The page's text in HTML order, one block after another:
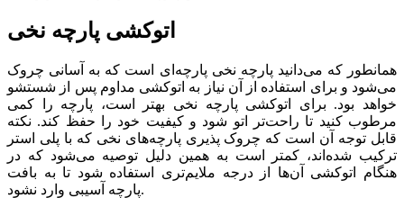
اتوکشی پارچه نخی
همانطور که می‌دانید پارچه نخی پارچه‌ای است که به آسانی چروک
می‌شود و برای استفاده از آن نیاز به اتوکشی مداوم پس از شستشو
خواهد بود. برای اتوکشی پارچه نخی بهتر است، پارچه را کمی
مرطوب کنید تا راحت‌تر اتو شود و کیفیت خود را حفظ کند. نکته
قابل توجه آن است که چروک پذیری پارچه‌های نخی که با پلی استر
ترکیب شده‌اند، کمتر است به همین دلیل توصیه می‌شود که در
هنگام اتوکشی آن‌ها از درجه ملایم‌تری استفاده شود تا به بافت
پارچه آسیبی وارد نشود.